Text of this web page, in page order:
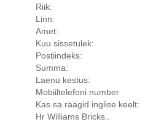
Riik:
Linn:
Amet:
Kuu sissetulek:
Postiindeks:
Summa:
Laenu kestus:
Mobiiltelefoni number
Kas sa räägid inglise keelt:
Hr Williams Bricks..